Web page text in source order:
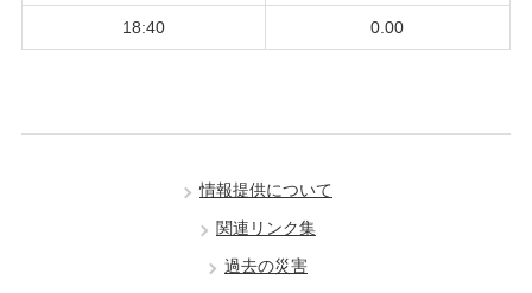
18:40 0.00
情報提供について
関連リンク集
過去の災害